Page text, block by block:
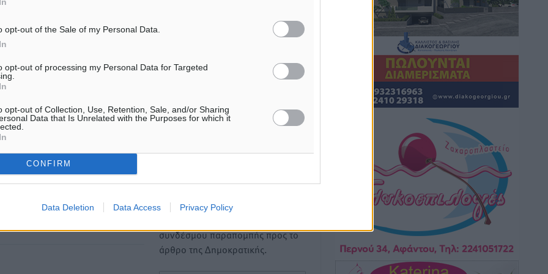
opt-out of the Sale of my Personal Data.
opt-out of processing my Personal Data for Targeted
opt-out of Collection, Use, Retention, Sale, and/or Sharing
Data that Is Unrelated with the Purposes for which it
CONFIRM
Data Deletion Data Access Privacy Policy
ΕΙΔΉΣΕΙΣ
για τον έναν χρόνο
τον θάνατο της Λένας
Σαμαρά
Χανιά, αλλά με το βλέμμα στη ΔΕΘ
Η Δημοκρατική δεν υιοθετεί
όποια σχόλια θεωρούμε
Χρήστες που δεν τηρούν
είναι απαραίτητη η χρήση του
συνδέσμου παραπομπής προς το
άρθρο της Δημοκρατικής.
6ο Kalymnos 3X3: Ολοκληρώθηκε με
μεγάλη επιτυχία, νικητές οι VAR!
πριν 43 λεπτά
Νέα αεροσκάφη, drones,
δασοκομάντος: Τι έχει αλλάξει στην
Πολιτική Προστασί
Άδωνις Γεωργιάδης στον RV: “Στο
υπουργείο εξετάζουμε την
θεσμοθέτηση τρίτης κατηγορίας
κινήτρων, ειδικά για τα νοσοκομεία
Τοπικές Ειδήσεις• πριν 1 ώρα
Θετικό κλίμα και κοινό όραμα για την